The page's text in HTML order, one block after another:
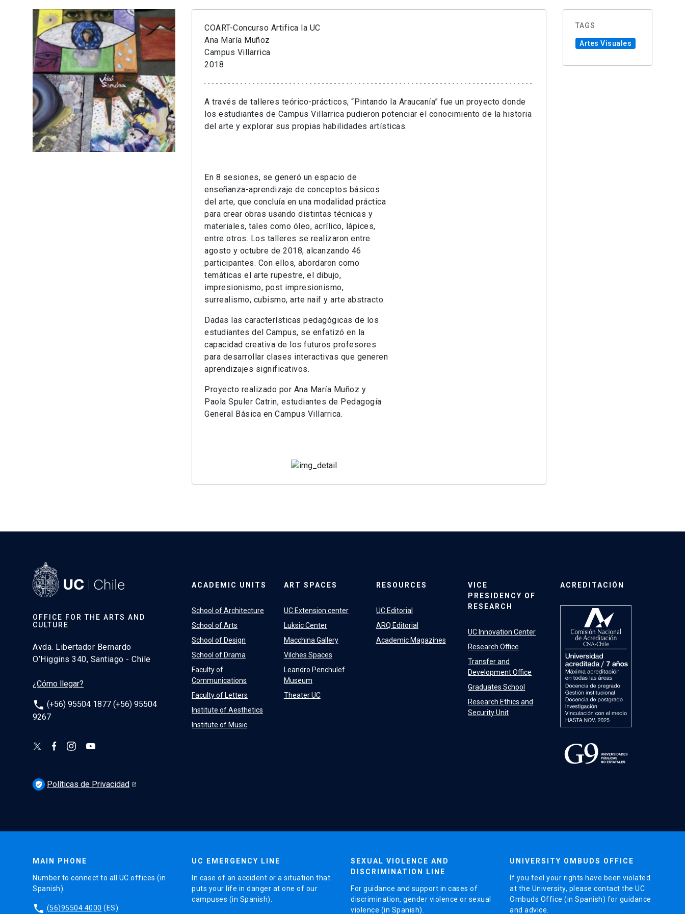
COART-Concurso Artifica la UC
Ana María Muñoz
Campus Villarrica
2018
A través de talleres teórico-prácticos, “Pintando la Araucanía” fue un proyecto donde
los estudiantes de Campus Villarrica pudieron potenciar el conocimiento de la historia
del arte y explorar sus propias habilidades artísticas.
En 8 sesiones, se generó un espacio de
enseñanza-aprendizaje de conceptos básicos
del arte, que concluía en una modalidad práctica
para crear obras usando distintas técnicas y
materiales, tales como óleo, acrílico, lápices,
entre otros. Los talleres se realizaron entre
agosto y octubre de 2018, alcanzando 46
participantes. Con ellos, abordaron como
temáticas el arte rupestre, el dibujo,
impresionismo, post impresionismo,
surrealismo, cubismo, arte naif y arte abstracto.
Dadas las características pedagógicas de los
estudiantes del Campus, se enfatizó en la
capacidad creativa de los futuros profesores
para desarrollar clases interactivas que generen
aprendizajes significativos.
Proyecto realizado por Ana María Muñoz y
Paola Spuler Catrin, estudiantes de Pedagogía
General Básica en Campus Villarrica.
TAGS
Artes Visuales
OFFICE FOR THE ARTS AND
CULTURE
Avda. Libertador Bernardo
O’Higgins 340, Santiago - Chile
¿Cómo llegar?
phone (+56) 95504 1877 (+56) 95504
9267
ACADEMIC UNITS
School of Architecture
School of Arts
School of Design
School of Drama
Faculty of
Communications
Faculty of Letters
Institute of Aesthetics
Institute of Music
ART SPACES
UC Extension center
Luksic Center
Macchina Gallery
Vilches Spaces
Leandro Penchulef
Museum
Theater UC
RESOURCES
UC Editorial
ARQ Editorial
Academic Magazines
VICE
PRESIDENCY OF
RESEARCH
UC Innovation Center
Research Office
Transfer and
Development Office
Graduates School
Research Ethics and
Security Unit
ACREDITACIÓN
verified_user Políticas de Privacidad
MAIN PHONE
Number to connect to all UC offices (in
Spanish).
phone (56)95504 4000 (ES)
UC EMERGENCY LINE
In case of an accident or a situation that
puts your life in danger at one of our
campuses (in Spanish).
SEXUAL VIOLENCE AND
DISCRIMINATION LINE
For guidance and support in cases of
discrimination, gender violence or sexual
violence (in Spanish).
UNIVERSITY OMBUDS OFFICE
If you feel your rights have been violated
at the University, please contact the UC
Ombuds Office (in Spanish) for guidance
and advice.